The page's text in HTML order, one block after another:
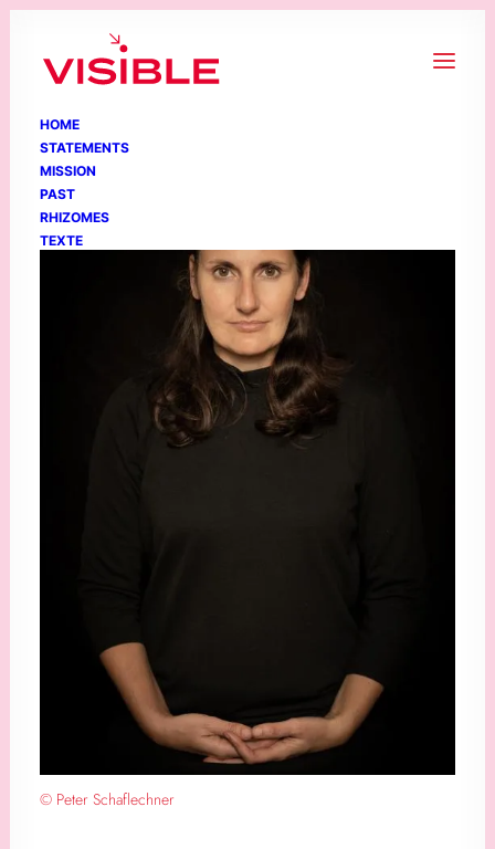
HOME
STATEMENTS
MISSION
PAST
RHIZOMES
TEXTE
© Peter Schaflechner